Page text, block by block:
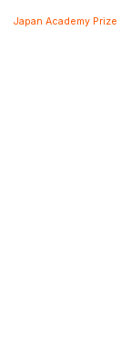
Japan Academy Prize